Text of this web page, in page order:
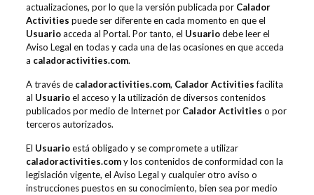
actualizaciones, por lo que la versión publicada por Calador
Activities puede ser diferente en cada momento en que el
Usuarioacceda al Portal. Por tanto, el Usuariodebe leer el
Aviso Legal en todas y cada una de las ocasiones en que acceda
a caladoractivities.com.
A través de caladoractivities.com, Calador Activitiesfacilita
al Usuarioel acceso y la utilización de diversos contenidos
publicados por medio de Internet por Calador Activities o por
terceros autorizados.
El Usuarioestá obligado y se compromete a utilizar
caladoractivities.comy los contenidos de conformidad con la
legislación vigente, el Aviso Legal y cualquier otro aviso o
instrucciones puestos en su conocimiento, bien sea por medio